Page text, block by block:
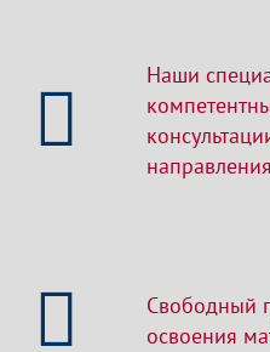
Наши
Свободный
освоения